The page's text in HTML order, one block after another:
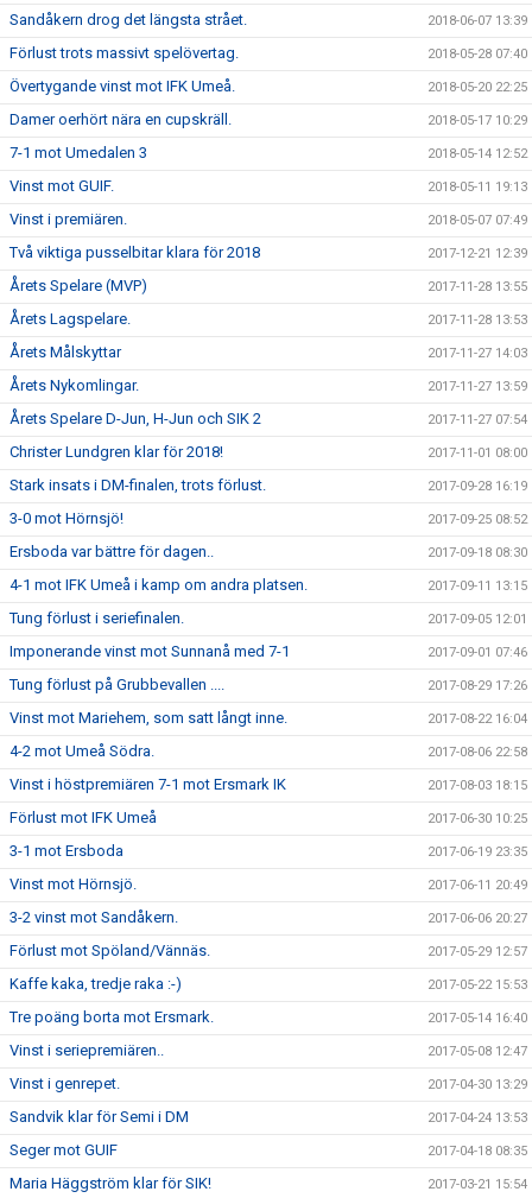
Sandåkern drog det längsta strået. 2018-06-07 13:39
Förlust trots massivt spelövertag. 2018-05-28 07:40
Övertygande vinst mot IFK Umeå. 2018-05-20 22:25
Damer oerhört nära en cupskräll. 2018-05-17 10:29
7-1 mot Umedalen 3 2018-05-14 12:52
Vinst mot GUIF. 2018-05-11 19:13
Vinst i premiären. 2018-05-07 07:49
Två viktiga pusselbitar klara för 2018 2017-12-21 12:39
Årets Spelare (MVP) 2017-11-28 13:55
Årets Lagspelare. 2017-11-28 13:53
Årets Målskyttar 2017-11-27 14:03
Årets Nykomlingar. 2017-11-27 13:59
Årets Spelare D-Jun, H-Jun och SIK 2 2017-11-27 07:54
Christer Lundgren klar för 2018! 2017-11-01 08:00
Stark insats i DM-finalen, trots förlust. 2017-09-28 16:19
3-0 mot Hörnsjö! 2017-09-25 08:52
Ersboda var bättre för dagen.. 2017-09-18 08:30
4-1 mot IFK Umeå i kamp om andra platsen. 2017-09-11 13:15
Tung förlust i seriefinalen. 2017-09-05 12:01
Imponerande vinst mot Sunnanå med 7-1 2017-09-01 07:46
Tung förlust på Grubbevallen .... 2017-08-29 17:26
Vinst mot Mariehem, som satt långt inne. 2017-08-22 16:04
4-2 mot Umeå Södra. 2017-08-06 22:58
Vinst i höstpremiären 7-1 mot Ersmark IK 2017-08-03 18:15
Förlust mot IFK Umeå 2017-06-30 10:25
3-1 mot Ersboda 2017-06-19 23:35
Vinst mot Hörnsjö. 2017-06-11 20:49
3-2 vinst mot Sandåkern. 2017-06-06 20:27
Förlust mot Spöland/Vännäs. 2017-05-29 12:57
Kaffe kaka, tredje raka :-) 2017-05-22 15:53
Tre poäng borta mot Ersmark. 2017-05-14 16:40
Vinst i seriepremiären.. 2017-05-08 12:47
Vinst i genrepet. 2017-04-30 13:29
Sandvik klar för Semi i DM 2017-04-24 13:53
Seger mot GUIF 2017-04-18 08:35
Maria Häggström klar för SIK! 2017-03-21 15:54